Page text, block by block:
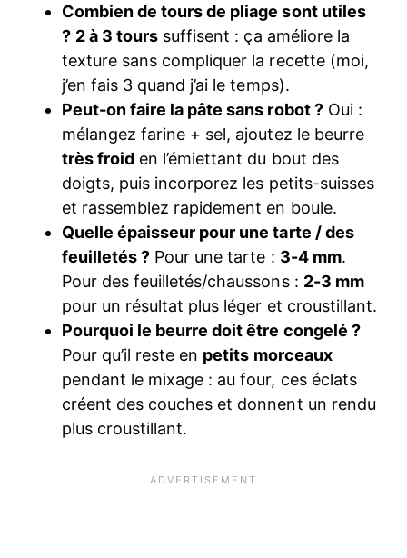
Combien de tours de pliage sont utiles
? 2 à 3 tours suffisent : ça améliore la
texture sans compliquer la recette (moi,
j’en fais 3 quand j’ai le temps).
Peut-on faire la pâte sans robot ?Oui :
mélangez farine + sel, ajoutez le beurre
très froid en l’émiettant du bout des
doigts, puis incorporez les petits-suisses
et rassemblez rapidement en boule.
Quelle épaisseur pour une tarte / des
feuilletés ? Pour une tarte : 3-4 mm.
Pour des feuilletés/chaussons : 2-3 mm
pour un résultat plus léger et croustillant.
Pourquoi le beurre doit être congelé ?
Pour qu’il reste en petits morceaux
pendant le mixage : au four, ces éclats
créent des couches et donnent un rendu
plus croustillant.